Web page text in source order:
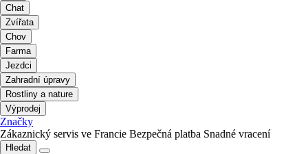
Chat
Zvířata
Chov
Farma
Jezdci
Zahradní úpravy
Rostliny a nature
Výprodej
Značky
Zákaznický servis ve Francie Bezpečná platba Snadné vracení
Hledat